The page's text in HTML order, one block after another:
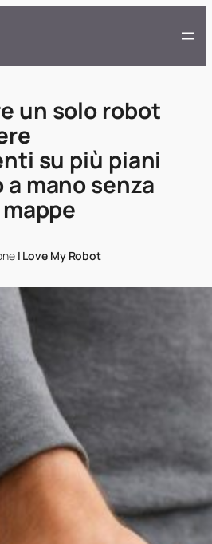
un solo robot
su più piani
mano senza
I Love My Robot